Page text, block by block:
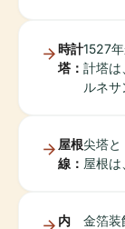
時計
塔：
1527
計塔は
ルネサ
屋根
線：
尖塔と
屋根は
内
金箔装